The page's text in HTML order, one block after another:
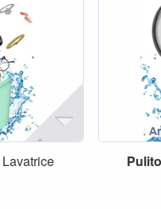
Lavatrice